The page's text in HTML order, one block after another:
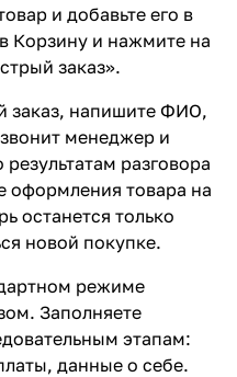
и добавьте его в
Корзину и нажмите на
заказ».
заказ, напишите ФИО,
менеджер и
разговора
оформления товара на
останется только
новой покупке.
режиме
Заполняете
этапам:
данные о себе.